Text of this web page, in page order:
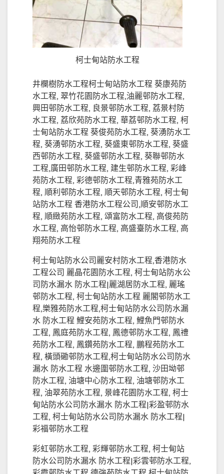
柯士甸站防水工程
井欄樹防水工程柯士甸站防水工程 葵康苑防
水工程, 翠竹花園防水工程,油麗邨防水工程,
興田邨防水工程, 良景邨防水工程, 荔景村防
水工程, 荔欣苑防水工程, 華荔邨防水工程, 柯
士甸站防水工程 葵俊苑防水工程, 葵湧防水工
程, 葵湧邨防水工程, 葵盛東邨防水工程, 葵盛
西邨防水工程, 葵盛邨防水工程, 葵聯邨防水
工程,廣田邨防水工程, 建生邨防水工程, 彩峰
苑防水工程, 彩德邨防水工程,青雅苑防水工
程, 順利邨防水工程, 順天邨防水工程, 柯士甸
站防水工程 香港防水工程公司,順安邨防水工
程, 順緻苑防水工程, 頌富防水工程, 高俊苑防
水工程, 高怡邨防水工程, 高盛臺防水工程, 高
翔苑防水工程
柯士甸站防水公司麗安村防水工程,香港防水
工程公司 麗晶花園防水工程, 柯士甸站防水公
司防水漏水 防水工程|麗湖居防水工程, 麗瑤
邨防水工程, 柯士甸站防水工程 麗閣邨防水工
程,樂雅苑防水工程,柯士甸站防水公司防水漏
水 防水工程 鯉安苑防水工程, 鯉魚門邨防水
工程, 鳳庭苑防水工程, 鳳德邨防水工程, 鳳禮
苑防水工程, 鳳鑽苑防水工程, 鵬程苑防水工
程, 橫頭磡邨防水工程,柯士甸站防水公司防水
漏水 防水工程 水邊圍邨防水工程, 沙田坳邨
防水工程, 油塘中心防水工程, 油塘邨防水工
程, 油翠苑防水工程, 景峰花園防水工程, 柯士
甸站防水公司防水漏水 防水工程|彩盈邨防水
工程, 柯士甸站防水公司防水漏水 防水工程|
彩福邨防水工程
彩虹邨防水工程, 彩輝邨防水工程, 柯士甸站
防水公司防水漏水 防水工程|彩雲邨防水工程,